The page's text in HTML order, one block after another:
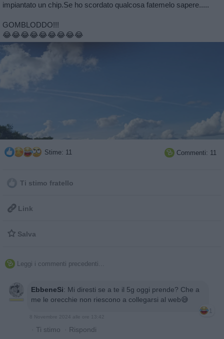
impiantato un chip.Se ho scordato qualcosa fatemelo sapere.....
GOMBLODDO!!!
😂😂😂😂😂😂😂😂😂
Stime: 11  Commenti: 11
Ti stimo fratello
 Link
 Salva
 Leggi i commenti precedenti...
EbbeneSi: Mi diresti se a te il 5g oggi prende? Che a
me le orecchie non riescono a collegarsi al web😅
1
8 Novembre 2024 alle ore 13:42
· Ti stimo · Rispondi